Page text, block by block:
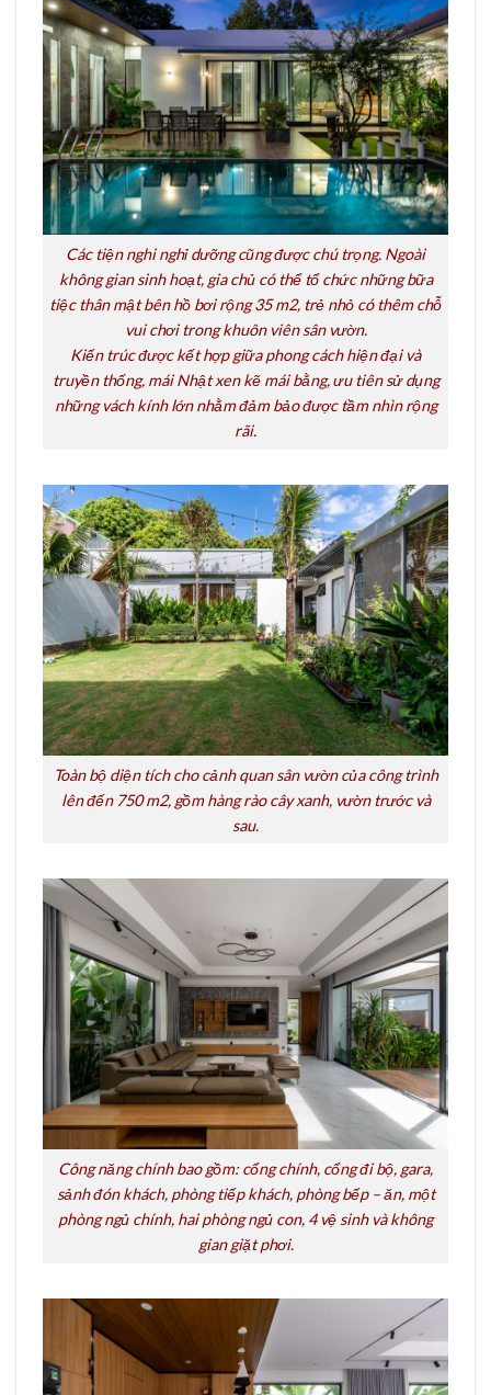
Các tiện nghi nghỉ dưỡng cũng được chú trọng. Ngoài
không gian sinh hoạt, gia chủ có thể tổ chức những bữa
tiệc thân mật bên hồ bơi rộng 35 m2, trẻ nhỏ có thêm chỗ
vui chơi trong khuôn viên sân vườn.
Kiến trúc được kết hợp giữa phong cách hiện đại và
truyền thống, mái Nhật xen kẽ mái bằng, ưu tiên sử dụng
những vách kính lớn nhằm đảm bảo được tầm nhìn rộng
rãi.
Toàn bộ diện tích cho cảnh quan sân vườn của công trình
lên đến 750 m2, gồm hàng rào cây xanh, vườn trước và
sau.
Công năng chính bao gồm: cổng chính, cổng đi bộ, gara,
sảnh đón khách, phòng tiếp khách, phòng bếp – ăn, một
phòng ngủ chính, hai phòng ngủ con, 4 vệ sinh và không
gian giặt phơi.